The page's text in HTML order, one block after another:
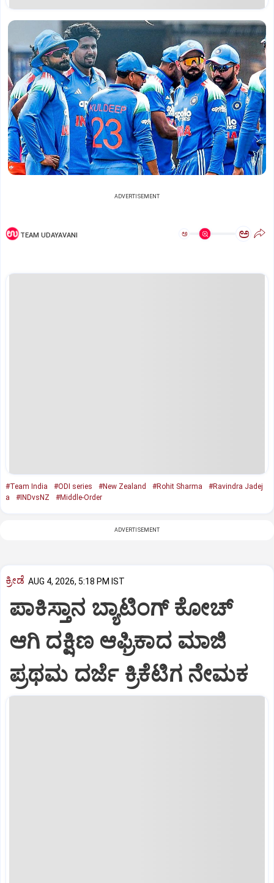
ADVERTISEMENT
TEAM UDAYAVANI ಅ ಅ
#Team India #ODI series #New Zealand #Rohit Sharma
#Ravindra Jadej
a
#INDvsNZ #Middle-Order
ADVERTISEMENT
ಕ್ರೀಡೆ AUG 4, 2026, 5:18 PM IST
ಪಾಕಿಸ್ತಾನ ಬ್ಯಾಟಿಂಗ್ ಕೋಚ್
ಆಗಿ ದಕ್ಷಿಣ ಆಫ್ರಿಕಾದ ಮಾಜಿ
ಪ್ರಥಮ ದರ್ಜೆ ಕ್ರಿಕೆಟಿಗ ನೇಮಕ